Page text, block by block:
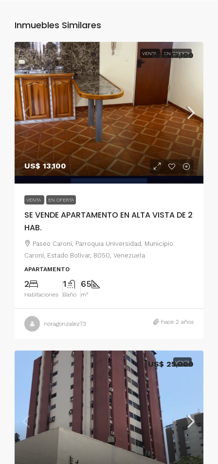
Inmuebles Similares
VENTA EN OFERTA
US$ 13,100
VENTA EN OFERTA
SE VENDE APARTAMENTO EN ALTA VISTA DE 2
HAB.
US$ 13,100
Paseo Caroní, Parroquia Universidad, Municipio
Caroní, Estado Bolívar, 8050, Venezuela
APARTAMENTO
2
Habitaciones
1
Baño
65
m²
noragonzalez73 hace 2 años
VENTA
US$ 25,000